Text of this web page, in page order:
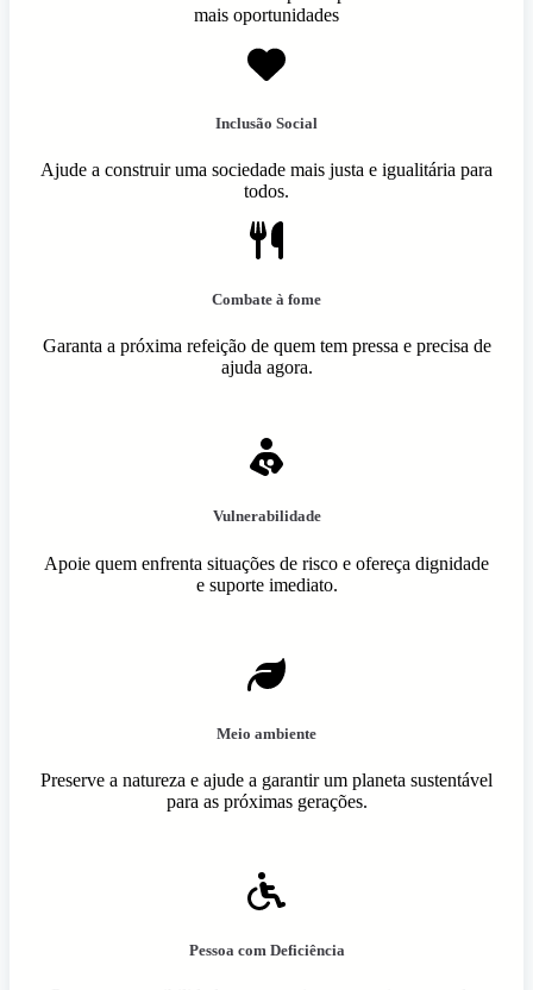
mais oportunidades
Inclusão Social
Ajude a construir uma sociedade mais justa e igualitária para
todos.
Combate à fome
Garanta a próxima refeição de quem tem pressa e precisa de
ajuda agora.
Vulnerabilidade
Apoie quem enfrenta situações de risco e ofereça dignidade
e suporte imediato.
Meio ambiente
Preserve a natureza e ajude a garantir um planeta sustentável
para as próximas gerações.
Pessoa com Deficiência